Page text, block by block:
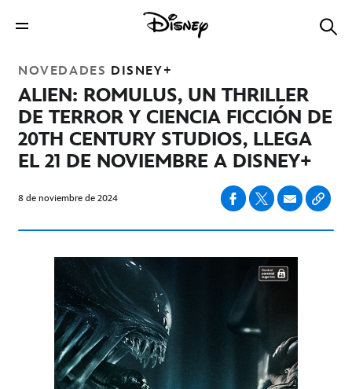
NOVEDADES DISNEY+
ALIEN: ROMULUS, UN THRILLER
DE TERROR Y CIENCIA FICCIÓN DE
20TH CENTURY STUDIOS, LLEGA
EL 21 DE NOVIEMBRE A DISNEY+
8 de noviembre de 2024